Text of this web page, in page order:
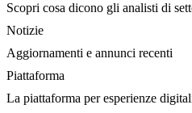
Scopri cosa dicono gli analisti di
Notizie
Aggiornamenti e annunci recenti
Piattaforma
La piattaforma per esperienze